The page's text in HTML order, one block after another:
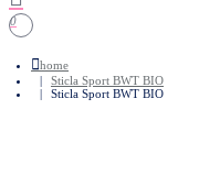
0
home
Sticla Sport BWT BIO
Sticla Sport BWT BIO